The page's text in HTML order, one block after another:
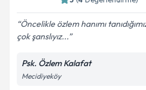
Kişisel verilerimin
Metni
Öncelikle özlem hanımı
çok şanslıyız...
Psk. Özlem Kalafat
Mecidiyeköy